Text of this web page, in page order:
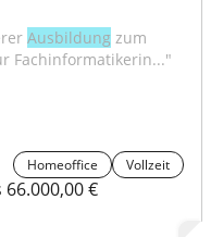
Ausbildung zum
Fachinformatikerin..."
Homeoffice Vollzeit
€